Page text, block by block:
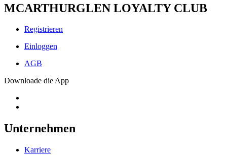
MCARTHURGLEN LOYALTY CLUB
Registrieren
Einloggen
AGB
Downloade die App
Unternehmen
Karriere